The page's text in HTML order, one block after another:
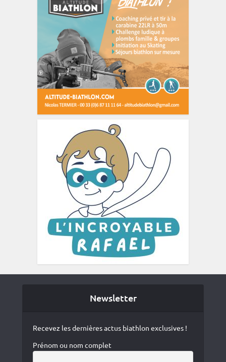
Newsletter
Recevez les dernières actus biathlon exclusives !
Prénom ou nom complet